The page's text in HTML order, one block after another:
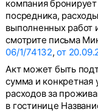
компания
посредника,
выполненных работ
смотрите письма
06/1/74132,от
Акт может быть
сумма и конкретная
расходов за
в гостинице